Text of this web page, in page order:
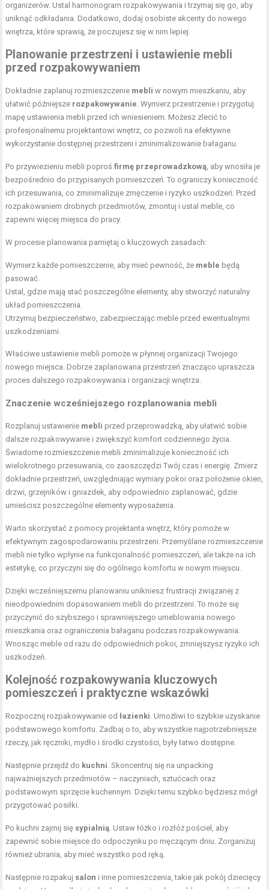
organizerów. Ustal harmonogram rozpakowywania i trzymaj się go, aby
uniknąć odkładania. Dodatkowo, dodaj osobiste akcenty do nowego
wnętrza, które sprawią, że poczujesz się w nim lepiej.
Planowanie przestrzeni i ustawienie mebli
przed rozpakowywaniem
Dokładnie zaplanuj rozmieszczenie mebli w nowym mieszkaniu, aby
ułatwić późniejsze rozpakowywanie. Wymierz przestrzenie i przygotuj
mapę ustawienia mebli przed ich wniesieniem. Możesz zlecić to
profesjonalnemu projektantowi wnętrz, co pozwoli na efektywne
wykorzystanie dostępnej przestrzeni i zminimalizowanie bałaganu.
Po przywiezieniu mebli poprośfirmę przeprowadzkową, aby wnosiła je
bezpośrednio do przypisanych pomieszczeń. To ograniczy konieczność
ich przesuwania, co zminimalizuje zmęczenie i ryzyko uszkodzeń. Przed
rozpakowaniem drobnych przedmiotów, zmontuj i ustal meble, co
zapewni więcej miejsca do pracy.
W procesie planowania pamiętaj o kluczowych zasadach:
Wymierz każde pomieszczenie, aby mieć pewność, że meble będą
pasować.
Ustal, gdzie mają stać poszczególne elementy, aby stworzyć naturalny
układ pomieszczenia.
Utrzymuj bezpieczeństwo, zabezpieczając meble przed ewentualnymi
uszkodzeniami.
Właściwe ustawienie mebli pomoże w płynnej organizacji Twojego
nowego miejsca. Dobrze zaplanowana przestrzeń znacząco upraszcza
proces dalszego rozpakowywania i organizacji wnętrza.
Znaczenie wcześniejszego rozplanowania mebli
Rozplanuj ustawienie mebli przed przeprowadzką, aby ułatwić sobie
dalsze rozpakowywanie i zwiększyć komfort codziennego życia.
Świadome rozmieszczenie mebli zminimalizuje konieczność ich
wielokrotnego przesuwania, co zaoszczędzi Twój czas i energię. Zmierz
dokładnie przestrzeń, uwzględniając wymiary pokoi oraz położenie okien,
drzwi, grzejników i gniazdek, aby odpowiednio zaplanować, gdzie
umieścisz poszczególne elementy wyposażenia.
Warto skorzystać z pomocy projektanta wnętrz, który pomoże w
efektywnym zagospodarowaniu przestrzeni. Przemyślane rozmieszczenie
mebli nie tylko wpłynie na funkcjonalność pomieszczeń, ale także na ich
estetykę, co przyczyni się do ogólnego komfortu w nowym miejscu.
Dzięki wcześniejszemu planowaniu unikniesz frustracji związanej z
nieodpowiednim dopasowaniem mebli do przestrzeni. To może się
przyczynić do szybszego i sprawniejszego umeblowania nowego
mieszkania oraz ograniczenia bałaganu podczas rozpakowywania.
Wnosząc meble od razu do odpowiednich pokoi, zmniejszysz ryzyko ich
uszkodzeń.
Kolejność rozpakowywania kluczowych
pomieszczeń i praktyczne wskazówki
Rozpocznij rozpakowywanie odłazienki. Umożliwi to szybkie uzyskanie
podstawowego komfortu. Zadbaj o to, aby wszystkie najpotrzebniejsze
rzeczy, jak ręczniki, mydło i środki czystości, były łatwo dostępne.
Następnie przejdź do kuchni. Skoncentruj się na unpacking
najważniejszych przedmiotów – naczyniach, sztućcach oraz
podstawowym sprzęcie kuchennym. Dzięki temu szybko będziesz mógł
przygotować posiłki.
Po kuchni zajmij się sypialnią. Ustaw łóżko i rozłóż pościel, aby
zapewnić sobie miejsce do odpoczynku po męczącym dniu. Zorganizuj
również ubrania, aby mieć wszystko pod ręką.
Następnie rozpakuj salon i inne pomieszczenia, takie jak pokój dziecięcy